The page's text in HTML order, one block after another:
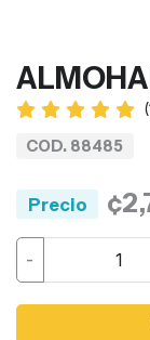
(
COD. 88485
Precio
-